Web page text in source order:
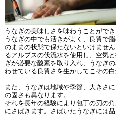
うなぎの美味しさを味わうことがで
うなぎの中でも活きがよく、良質で
のままの状態で保たないといけませ
るアルプスの伏流水を使用し、空気
ぎが必要な酸素を取り入れ、うなぎ
わせている良質さを生かしてこその白
また、うなぎは地域や季節、大きさ
の固さも異なります。
それを長年の経験により包丁の刃の
にさばきます。さばいたうなぎには